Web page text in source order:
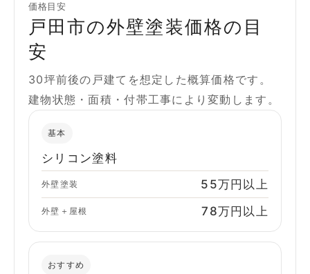
価格目安
戸田市の外壁塗装価格の目
安
30坪前後の戸建てを想定した概算価格です。
建物状態・面積・付帯工事により変動します。
基本
シリコン塗料
外壁塗装 55万円以上
外壁＋屋根 78万円以上
おすすめ